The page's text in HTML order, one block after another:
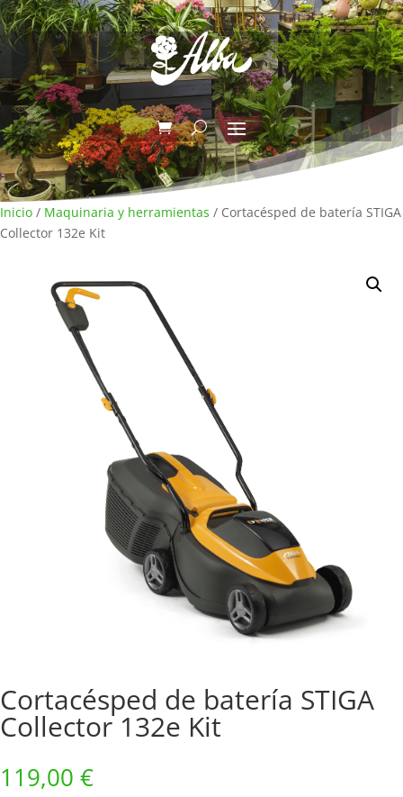
Inicio / Maquinaria y herramientas / Cortacésped de batería STIGA
Collector 132e Kit
Cortacésped de batería STIGA
Collector 132e Kit
119,00 €